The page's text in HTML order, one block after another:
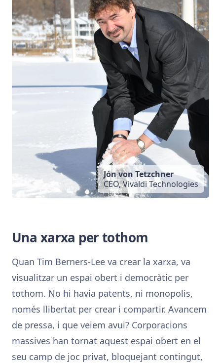
Jón von Tetzchner
CEO, Vivaldi Technologies
Una xarxa per tothom
Quan Tim Berners-Lee va crear la xarxa, va
visualitzar un espai obert i democràtic per
tothom. No hi havia patents, ni monopolis,
només llibertat per crear i compartir. Avancem
de pressa, i que veiem avui? Corporacions
massives han tornat aquest espai obert en el
seu camp de joc privat, bloquejant contingut,